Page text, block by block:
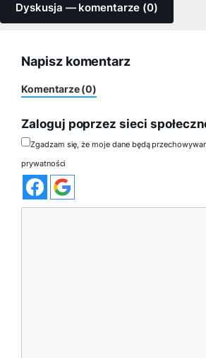
Dyskusja — komentarze (0)
Napisz komentarz
Komentarze (0)
Zaloguj poprzez sieci
Zgadzam się, że moje dane będą
prywatności